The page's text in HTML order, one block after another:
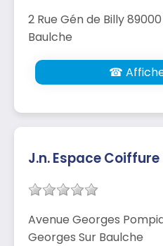
2 Rue Gén de Billy
Baulche
☎
J.n. Espace Coiffure
Avenue Georges
Georges Sur Baulche